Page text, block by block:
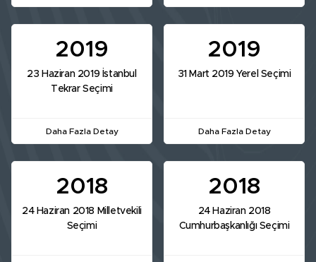
2019
23 Haziran 2019 İstanbul
Tekrar Seçimi
Daha Fazla Detay
2019
31 Mart 2019 Yerel Seçimi
Daha Fazla Detay
2018
24 Haziran 2018 Milletvekili
Seçimi
2018
24 Haziran 2018
Cumhurbaşkanlığı Seçimi